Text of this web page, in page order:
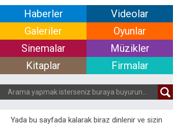
Haberler
Videolar
Galeriler
Oyunlar
Sinemalar
Müzikler
Kitaplar
Firmalar
Yada bu sayfada kalarak biraz dinlenir ve sizin